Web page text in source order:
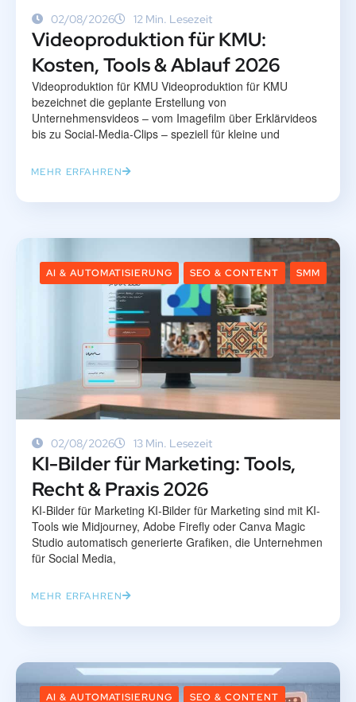
02/08/2026 12 Min. Lesezeit
Videoproduktion für KMU:
Kosten, Tools & Ablauf 2026
Videoproduktion für KMU Videoproduktion für KMU
bezeichnet die geplante Erstellung von
Unternehmensvideos – vom Imagefilm über Erklärvideos
bis zu Social-Media-Clips – speziell für kleine und
MEHR ERFAHREN
AI & AUTOMATISIERUNG SEO & CONTENT SMM
02/08/2026 13 Min. Lesezeit
KI-Bilder für Marketing: Tools,
Recht & Praxis 2026
KI-Bilder für Marketing KI-Bilder für Marketing sind mit KI-
Tools wie Midjourney, Adobe Firefly oder Canva Magic
Studio automatisch generierte Grafiken, die Unternehmen
für Social Media,
MEHR ERFAHREN
AI & AUTOMATISIERUNG SEO & CONTENT